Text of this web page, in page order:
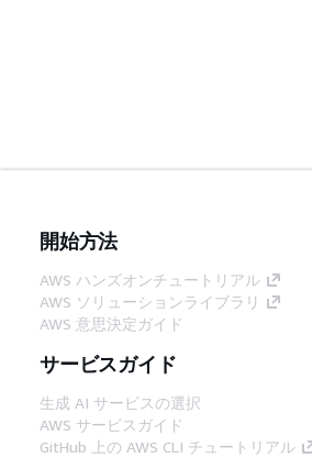
開始方法
AWS ハンズオンチュートリアル
AWS ソリューションライブラリ
AWS 意思決定ガイド
サービスガイド
生成 AI サービスの選択
AWS サービスガイド
GitHub 上の AWS CLI チュートリアル